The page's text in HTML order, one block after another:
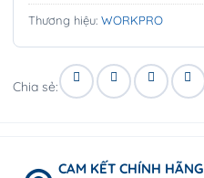
Thương hiệu: WORKPRO
Chia sẻ:
CAM KẾT CHÍNH HÃNG